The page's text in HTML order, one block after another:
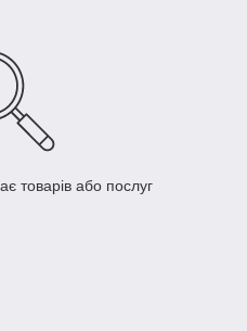
товарів або послуг